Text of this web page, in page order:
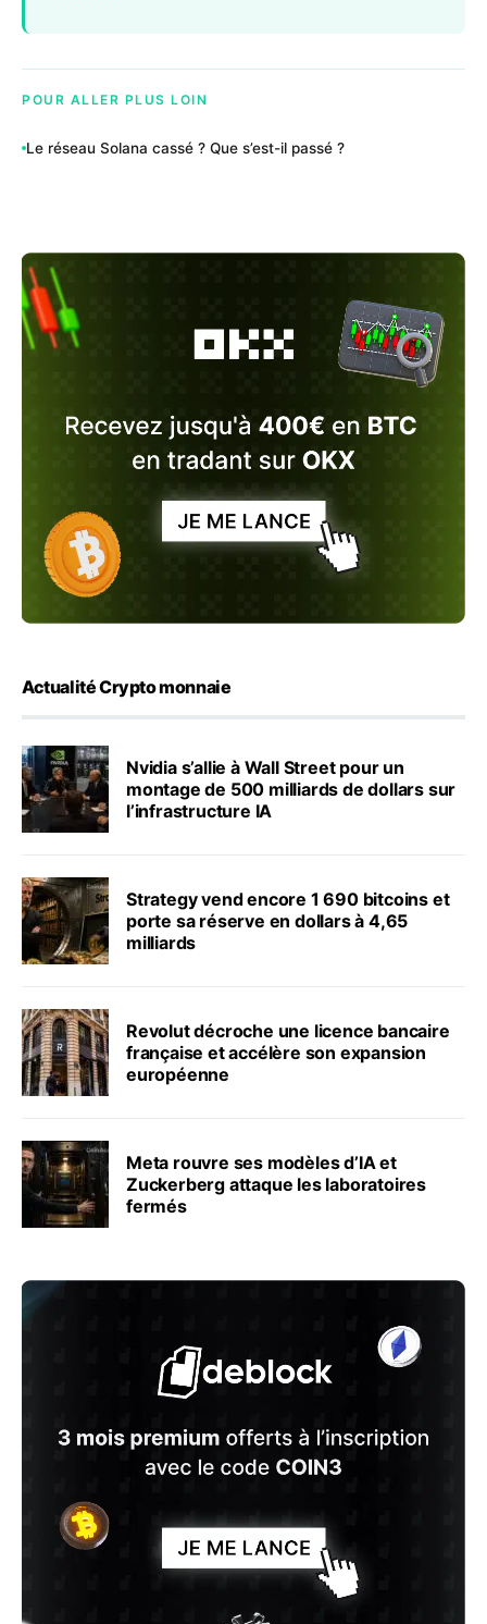
POUR ALLER PLUS LOIN
Le réseau Solana cassé ? Que s’est-il passé ?
Actualité Crypto monnaie
Nvidia s’allie à Wall Street pour un
montage de 500 milliards de dollars sur
l’infrastructure IA
Strategy vend encore 1 690 bitcoins et
porte sa réserve en dollars à 4,65
milliards
Revolut décroche une licence bancaire
française et accélère son expansion
européenne
Meta rouvre ses modèles d’IA et
Zuckerberg attaque les laboratoires
fermés